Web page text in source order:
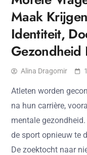
Maak
Identiteit,
Gezondheid
Alina Dragomir
Atleten worden
na hun carrière,
mentale
de sport opnieuw te
De zoektocht naar